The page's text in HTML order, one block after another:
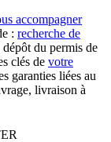
accompagner
: recherche de
du permis de
clés de votre
garanties liées au
livraison à